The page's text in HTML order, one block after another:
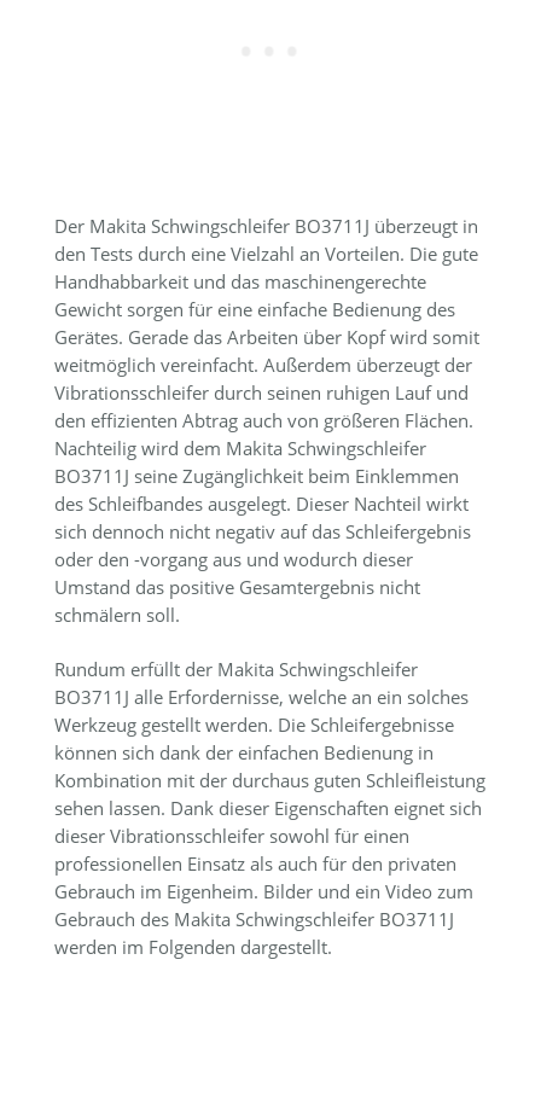
Der Makita Schwingschleifer BO3711J überzeugt in
den Tests durch eine Vielzahl an Vorteilen. Die gute
Handhabbarkeit und das maschinengerechte
Gewicht sorgen für eine einfache Bedienung des
Gerätes. Gerade das Arbeiten über Kopf wird somit
weitmöglich vereinfacht. Außerdem überzeugt der
Vibrationsschleifer durch seinen ruhigen Lauf und
den effizienten Abtrag auch von größeren Flächen.
Nachteilig wird dem Makita Schwingschleifer
BO3711J seine Zugänglichkeit beim Einklemmen
des Schleifbandes ausgelegt. Dieser Nachteil wirkt
sich dennoch nicht negativ auf das Schleifergebnis
oder den -vorgang aus und wodurch dieser
Umstand das positive Gesamtergebnis nicht
schmälern soll.
Rundum erfüllt der Makita Schwingschleifer
BO3711J alle Erfordernisse, welche an ein solches
Werkzeug gestellt werden. Die Schleifergebnisse
können sich dank der einfachen Bedienung in
Kombination mit der durchaus guten Schleifleistung
sehen lassen. Dank dieser Eigenschaften eignet sich
dieser Vibrationsschleifer sowohl für einen
professionellen Einsatz als auch für den privaten
Gebrauch im Eigenheim. Bilder und ein Video zum
Gebrauch des Makita Schwingschleifer BO3711J
werden im Folgenden dargestellt.